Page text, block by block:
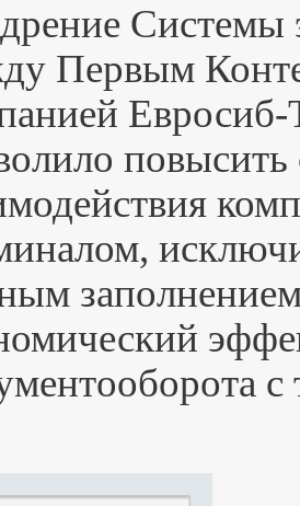
Системы
Первым
повысить